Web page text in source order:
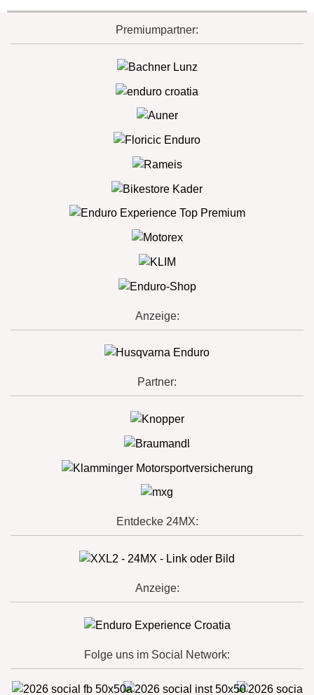
Premiumpartner:
Anzeige:
Partner:
Entdecke 24MX:
Anzeige:
Folge uns im Social Network: